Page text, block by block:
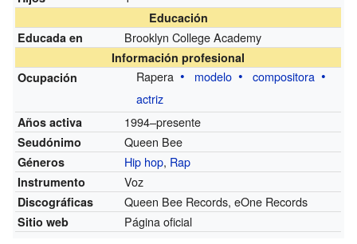
Educación
Educada en
Brooklyn College Academy
Información profesional
Ocupación
Rapera modelo
compositora
actriz
Años activa 1994–presente
Seudónimo Queen Bee
Géneros Hip hop, Rap
Instrumento Voz
Discográficas Queen Bee Records, eOne Records
Sitio web Página oficial